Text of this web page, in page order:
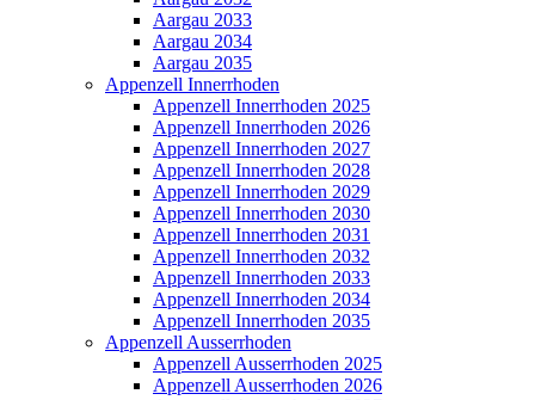
Aargau 2033
Aargau 2034
Aargau 2035
Appenzell Innerrhoden
Appenzell Innerrhoden 2025
Appenzell Innerrhoden 2026
Appenzell Innerrhoden 2027
Appenzell Innerrhoden 2028
Appenzell Innerrhoden 2029
Appenzell Innerrhoden 2030
Appenzell Innerrhoden 2031
Appenzell Innerrhoden 2032
Appenzell Innerrhoden 2033
Appenzell Innerrhoden 2034
Appenzell Innerrhoden 2035
Appenzell Ausserrhoden
Appenzell Ausserrhoden 2025
Appenzell Ausserrhoden 2026